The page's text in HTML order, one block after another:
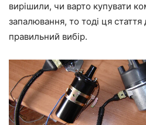
вирішили, чи варто купувати
запалювання, то тоді ця
правильний вибір.